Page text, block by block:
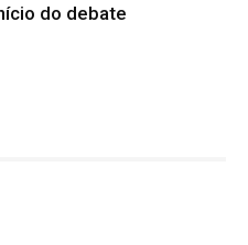
do debate